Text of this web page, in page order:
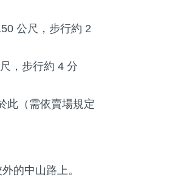
公尺，步行約 2
，步行約 4 分
此（需依賣場規定
的中山路上。